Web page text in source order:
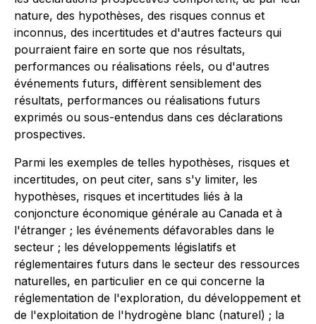
nature, des hypothèses, des risques connus et
inconnus, des incertitudes et d'autres facteurs qui
pourraient faire en sorte que nos résultats,
performances ou réalisations réels, ou d'autres
événements futurs, diffèrent sensiblement des
résultats, performances ou réalisations futurs
exprimés ou sous-entendus dans ces déclarations
prospectives.
Parmi les exemples de telles hypothèses, risques et
incertitudes, on peut citer, sans s'y limiter, les
hypothèses, risques et incertitudes liés à la
conjoncture économique générale au Canada et à
l'étranger ; les événements défavorables dans le
secteur ; les développements législatifs et
réglementaires futurs dans le secteur des ressources
naturelles, en particulier en ce qui concerne la
réglementation de l'exploration, du développement et
de l'exploitation de l'hydrogène blanc (naturel) ; la